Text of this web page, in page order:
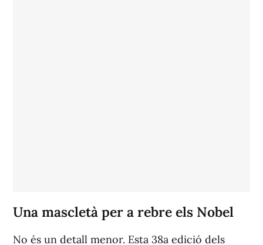
Una mascletà per a rebre els Nobel
No és un detall menor. Esta 38a edició dels